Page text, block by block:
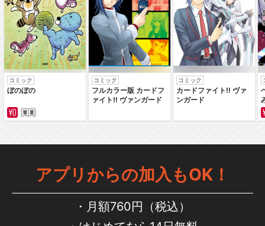
ポケットモンスターXY
ーン
ポケットモンスター 遥かなる
青い空
コミック
ぼのぼの
コミック
フルカラー版 カードフ
ァイト‼ ヴァンガード
コミック
カードファイト‼ ヴァ
ンガード
アプリからの加入もOK！
月額760円（税込）